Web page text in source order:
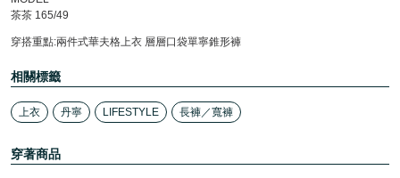
茶茶 165/49
穿搭重點:兩件式華夫格上衣 層層口袋單寧錐形褲
相關標籤
上衣 丹寧 LIFESTYLE 長褲／寬褲
穿著商品